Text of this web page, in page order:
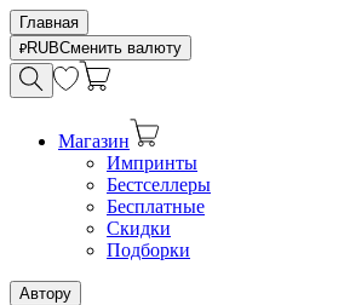
Главная
RUBСменить валюту
Магазин
Импринты
Бестселлеры
Бесплатные
Скидки
Подборки
Автору